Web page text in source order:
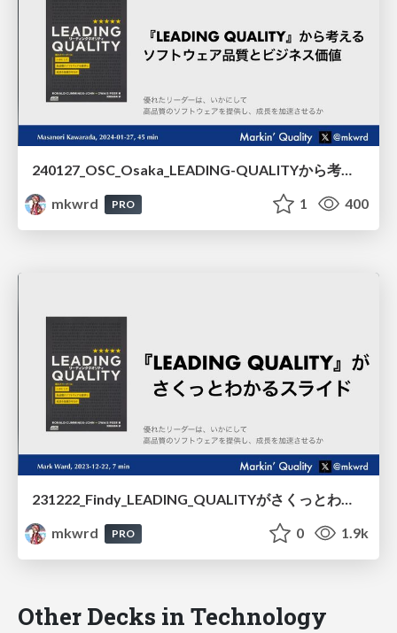
240127_OSC_Osaka_LEADING-QUALITYから考えるソフトウェア品質とビジネス価値 /240127_OSC_Osaka_Software_Quality_and_Business_Value_Based_on_LEADING_QUALITY
mkwrd
PRO 1 400
231222_Findy_LEADING_QUALITYがさくっとわかるスライド/231222_Findy_Quick_Understanding_of_LEADING_QUALITY
mkwrd
PRO 0 1.9k
Other Decks in Technology